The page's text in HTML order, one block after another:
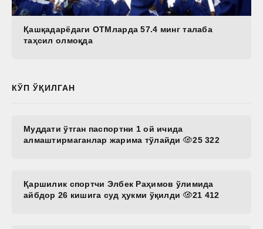
Қашқадарёдаги ОТМларда 57.4 минг талаба
таҳсил олмоқда
КЎП ЎҚИЛГАН
Муддати ўтган паспортни 1 ой ичида
алмаштирмаганлар жарима тўлайди
25 322
Қаршилик спортчи Элбек Раҳимов ўлимида
айбдор 26 кишига суд ҳукми ўқилди
21 412